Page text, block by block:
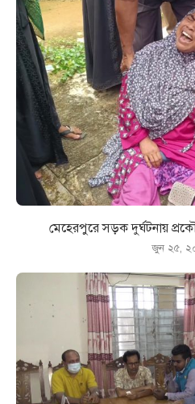
মেহেরপুরে সড়ক দুর্ঘটনায়
জুন ২৫,